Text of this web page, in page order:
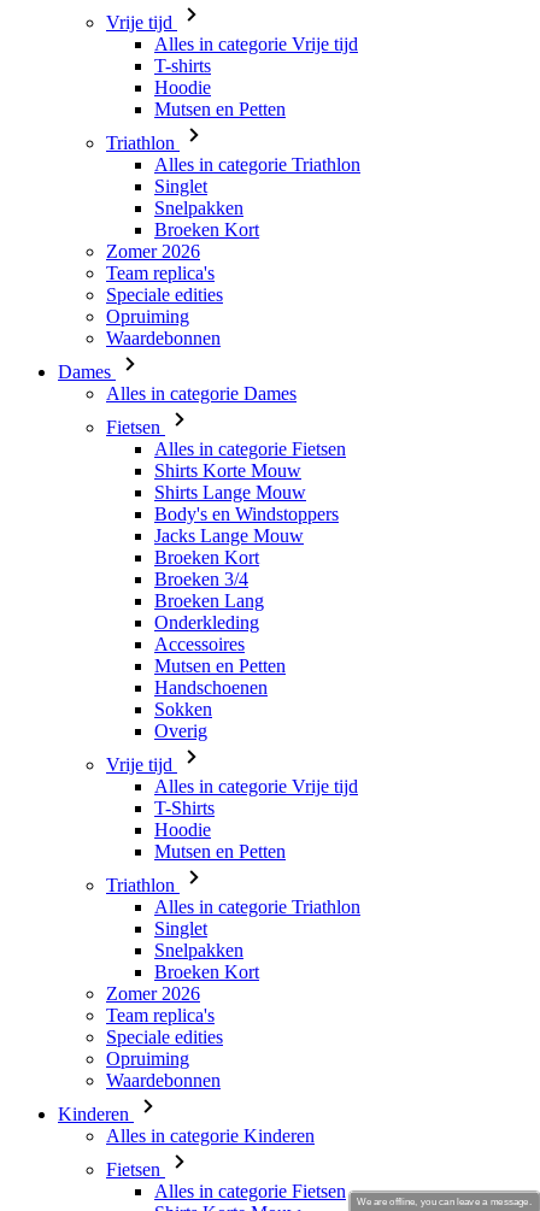
Vrije tijd
Alles in categorie Vrije tijd
T-shirts
Hoodie
Mutsen en Petten
Triathlon
Alles in categorie Triathlon
Singlet
Snelpakken
Broeken Kort
Zomer 2026
Team replica's
Speciale edities
Opruiming
Waardebonnen
Dames
Alles in categorie Dames
Fietsen
Alles in categorie Fietsen
Shirts Korte Mouw
Shirts Lange Mouw
Body's en Windstoppers
Jacks Lange Mouw
Broeken Kort
Broeken 3/4
Broeken Lang
Onderkleding
Accessoires
Mutsen en Petten
Handschoenen
Sokken
Overig
Vrije tijd
Alles in categorie Vrije tijd
T-Shirts
Hoodie
Mutsen en Petten
Triathlon
Alles in categorie Triathlon
Singlet
Snelpakken
Broeken Kort
Zomer 2026
Team replica's
Speciale edities
Opruiming
Waardebonnen
Kinderen
Alles in categorie Kinderen
Fietsen
Alles in categorie Fietsen
We are offline, you can leave a message.